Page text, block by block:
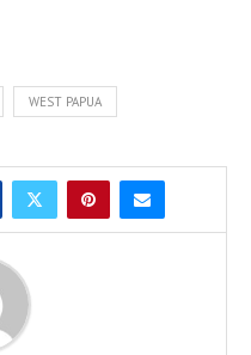
WEST PAPUA